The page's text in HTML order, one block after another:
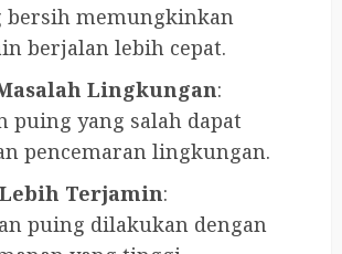
bersih memungkinkan
berjalan lebih cepat.
Lingkungan:
puing yang salah dapat
pencemaran lingkungan.
Terjamin:
puing dilakukan dengan